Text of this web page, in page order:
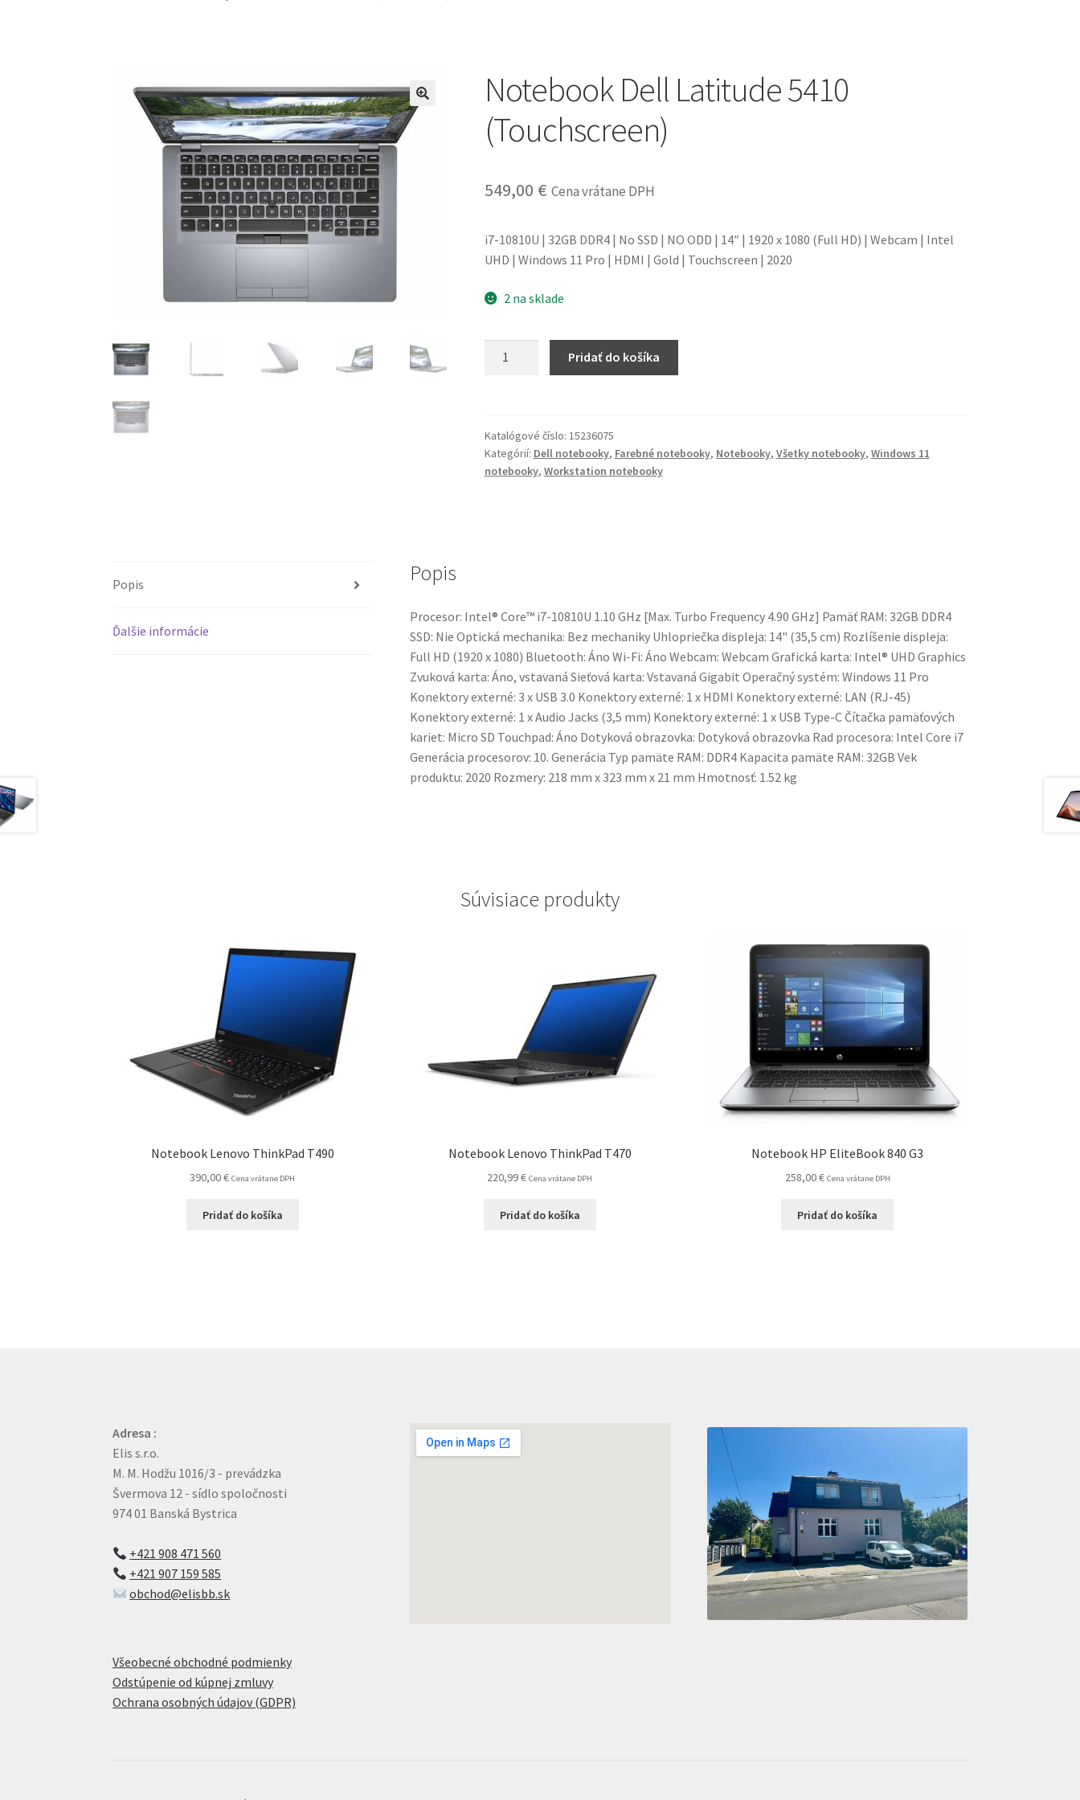
Notebook Dell Latitude 5410
(Touchscreen)
549,00 € Cena vrátane DPH
i7-10810U | 32GB DDR4 | No SSD | NO ODD | 14″ | 1920 x 1080 (Full HD) | Webcam | Intel
UHD | Windows 11 Pro | HDMI | Gold | Touchscreen | 2020
2 na sklade
5410
(Touchscreen)
Pridať do košíka
Katalógové číslo: 15236075
Kategórií: Dell notebooky, Farebné notebooky, Notebooky, Všetky notebooky, Windows 11
notebooky, Workstation notebooky
Popis
Ďalšie informácie
Popis
Procesor: Intel® Core™ i7-10810U 1.10 GHz [Max. Turbo Frequency 4.90 GHz] Pamäť RAM: 32GB DDR4
SSD: Nie Optická mechanika: Bez mechaniky Uhlopriečka displeja: 14" (35,5 cm) Rozlíšenie displeja:
Full HD (1920 x 1080) Bluetooth: Áno Wi-Fi: Áno Webcam: Webcam Grafická karta: Intel® UHD Graphics
Zvuková karta: Áno, vstavaná Sieťová karta: Vstavaná Gigabit Operačný systém: Windows 11 Pro
Konektory externé: 3 x USB 3.0 Konektory externé: 1 x HDMI Konektory externé: LAN (RJ-45)
Konektory externé: 1 x Audio Jacks (3,5 mm) Konektory externé: 1 x USB Type-C Čítačka pamäťových
kariet: Micro SD Touchpad: Áno Dotyková obrazovka: Dotyková obrazovka Rad procesora: Intel Core i7
Generácia procesorov: 10. Generácia Typ pamäte RAM: DDR4 Kapacita pamäte RAM: 32GB Vek
produktu: 2020 Rozmery: 218 mm x 323 mm x 21 mm Hmotnosť: 1.52 kg
Súvisiace produkty
Notebook Lenovo ThinkPad T490
390,00€ Cena vrátane DPH
Pridať do košíka
Notebook Lenovo ThinkPad T470
220,99€ Cena vrátane DPH
Pridať do košíka
Notebook HP EliteBook 840 G3
258,00€ Cena vrátane DPH
Pridať do košíka
Adresa :
Elis s.r.o.
M. M. Hodžu 1016/3 - prevádzka
Švermova 12 - sídlo spoločnosti
974 01 Banská Bystrica
+421 908 471 560
+421 907 159 585
obchod@elisbb.sk
Všeobecné obchodné podmienky
Odstúpenie od kúpnej zmluvy
Ochrana osobných údajov (GDPR)